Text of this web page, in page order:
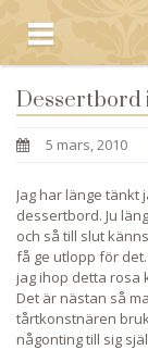
Dessertbord
5 mars, 2010
Jag har länge
dessertbord. Ju
och så till slut
få ge utlopp för
jag ihop detta rosa
Det är nästan så
tårtkonstnären
någonting till sig